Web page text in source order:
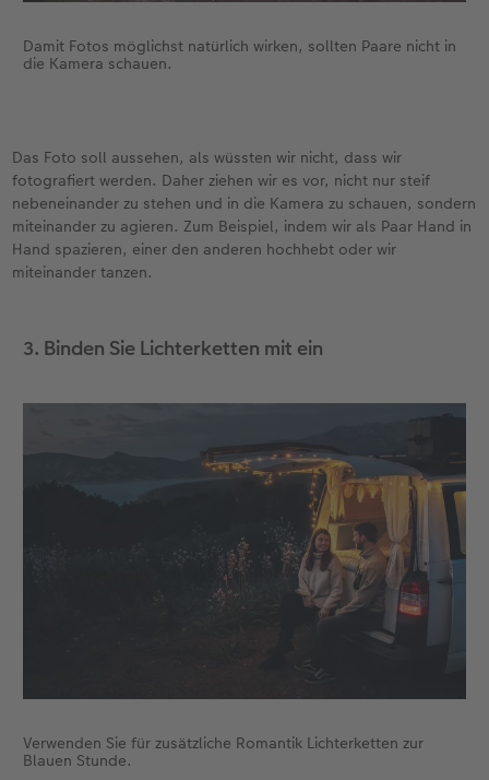
Damit Fotos möglichst natürlich wirken, sollten Paare nicht in
die Kamera schauen.
Das Foto soll aussehen, als wüssten wir nicht, dass wir
fotografiert werden. Daher ziehen wir es vor, nicht nur steif
nebeneinander zu stehen und in die Kamera zu schauen, sondern
miteinander zu agieren. Zum Beispiel, indem wir als Paar Hand in
Hand spazieren, einer den anderen hochhebt oder wir
miteinander tanzen.
3. Binden Sie Lichterketten mit ein
Verwenden Sie für zusätzliche Romantik Lichterketten zur
Blauen Stunde.